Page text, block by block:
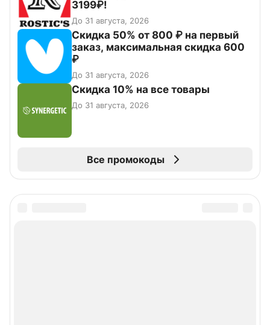
3199₽!
До 31 августа, 2026
Скидка 50% от 800 ₽ на первый
заказ, максимальная скидка 600
₽
До 31 августа, 2026
Скидка 10% на все товары
До 31 августа, 2026
Все промокоды